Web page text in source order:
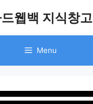
웹백 지식창고
Menu